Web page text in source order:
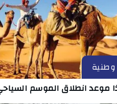
وطنية
موعد انطلاق الموسم